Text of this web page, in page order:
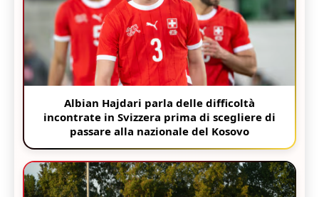
Albian Hajdari parla delle difficoltà
incontrate in Svizzera prima di scegliere di
passare alla nazionale del Kosovo